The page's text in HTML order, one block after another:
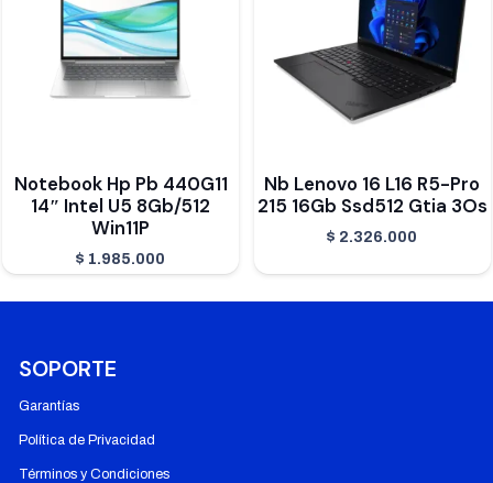
Notebook Hp Pb 440G11
14″ Intel U5 8Gb/512
Win11P
$ 1.985.000
Nb Lenovo 16 L16 R5-Pro
215 16Gb Ssd512 Gtia 3Os
$ 2.326.000
SOPORTE
Garantías
Política de Privacidad
Términos y Condiciones